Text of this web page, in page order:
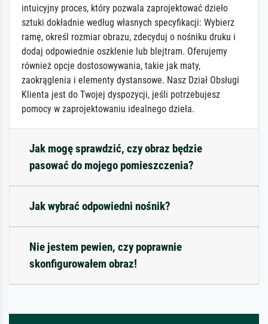
intuicyjny proces, który pozwala zaprojektować dzieło
sztuki dokładnie według własnych specyfikacji: Wybierz
ramę, określ rozmiar obrazu, zdecyduj o nośniku druku i
dodaj odpowiednie oszklenie lub blejtram. Oferujemy
również opcje dostosowywania, takie jak maty,
zaokrąglenia i elementy dystansowe. Nasz Dział Obsługi
Klienta jest do Twojej dyspozycji, jeśli potrzebujesz
pomocy w zaprojektowaniu idealnego dzieła.
Jak mogę sprawdzić, czy obraz będzie
pasować do mojego pomieszczenia?
Jak wybrać odpowiedni nośnik?
Nie jestem pewien, czy poprawnie
skonfigurowałem obraz!